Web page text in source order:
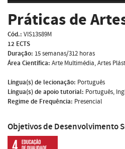
Práticas de
Cód.: VIS13589M
12 ECTS
Duração: 15 semanas/312 horas
Área Científica: Arte Multimédia, Artes
Língua(s) de lecionação: Português
Língua(s) de apoio tutorial: Português,
Regime de Frequência: Presencial
Objetivos de Desenvolvimento